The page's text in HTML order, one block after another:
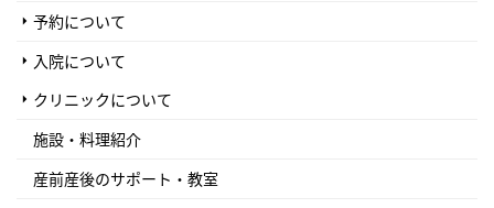
予約について
入院について
クリニックについて
施設・料理紹介
産前産後のサポート・教室